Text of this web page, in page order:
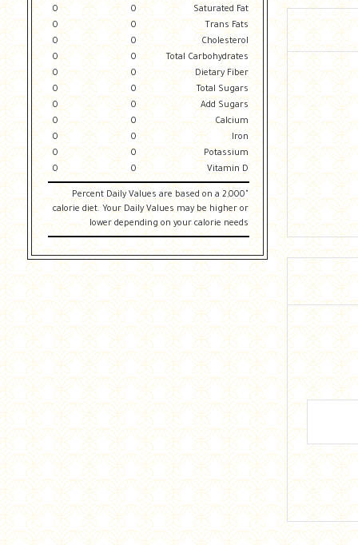
Saturated Fat
0
0
Trans Fats
0
0
Cholesterol
0
0
Total Carbohydrates
0
0
Dietary Fiber
0
0
Total Sugars
0
0
Add Sugars
0
0
Calcium
0
0
Iron
0
0
Potassium
0
0
Vitamin D
0
0
"Percent Daily Values are based on a 2,000
calorie diet. Your Daily Values may be higher or
lower depending on your calorie needs